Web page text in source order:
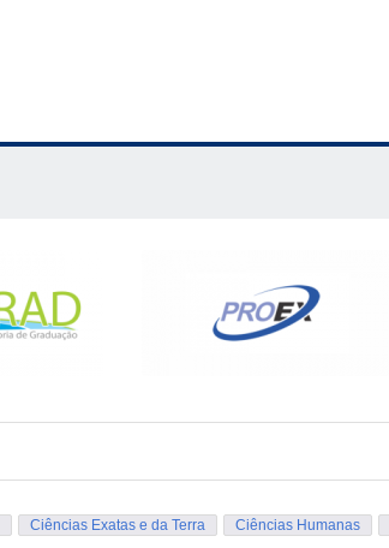
Ciências Exatas e da Terra Ciências Humanas